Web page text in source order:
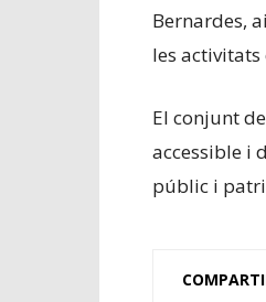
Bernardes,
les
El conjunt
accessible i
públic i